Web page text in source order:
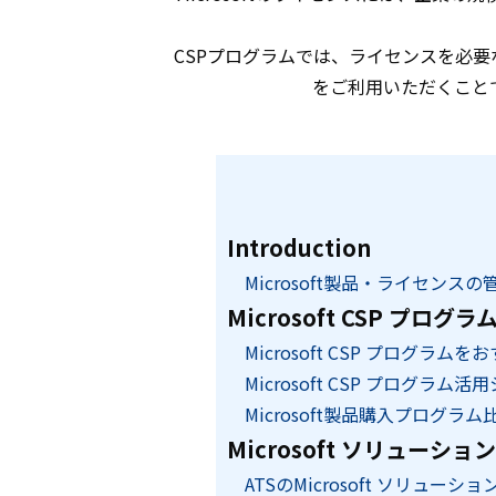
CSPプログラムでは、ライセンスを必
をご利用いただくこ
Introduction
Microsoft製品・ライセンスの
Microsoft CSP プログラ
Microsoft CSP プログラムを
Microsoft CSP プログラム活用
Microsoft製品購入プログラム
Microsoft ソリューション
ATSのMicrosoft ソリューショ